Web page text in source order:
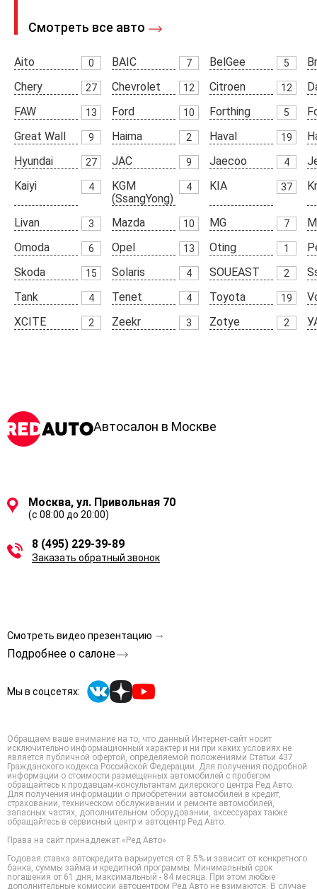
Смотреть все авто
Aito 0 BAIC 7 BelGee 5
Chery
27 Chevrolet 12 Citroen 12
FAW
13 Ford 10 Forthing 5
Great Wall
9 Haima 2 Haval 19
Hyundai
27 JAC 9 Jaecoo 4
Kaiyi
4
KGM
(SsangYong)
4 KIA 37
Livan 3 Mazda 10 MG 7
Omoda
6 Opel 13 Oting 1
Skoda
15 Solaris 4 SOUEAST 2
Tank
4 Tenet 4 Toyota 19
XCITE
2 Zeekr 3 Zotye 2
Автосалон в Москве
Москва, ул. Привольная 70
(с 08:00 до 20:00)
8 (495) 229-39-89
Заказать обратный звонок
Смотреть видео презентацию
Подробнее о салоне
Мы в соцсетях:
Обращаем ваше внимание на то, что данный Интернет-сайт носит
исключительно информационный характер и ни при каких условиях не
является публичной офертой, определяемой положениями Статьи 437
Гражданского кодекса Российской Федерации. Для получения подробной
информации о стоимости размещенных автомобилей с пробегом
обращайтесь к продавцам-консультантам дилерского центра Ред Авто.
Для получения информации о приобретении автомобилей в кредит,
страховании, техническом обслуживании и ремонте автомобилей,
запасных частях, дополнительном оборудовании, аксессуарах также
обращайтесь в сервисный центр и автоцентр Ред Авто.
Права на сайт принадлежат «Ред Авто»
Годовая ставка автокредита варьируется от 8.5% и зависит от конкретного
банка, суммы займа и кредитной программы. Минимальный срок
погашения от 61 дня, максимальный - 84 месяца. При этом любые
дополнительные комиссии автоцентром Ред Авто не взимаются. В случае